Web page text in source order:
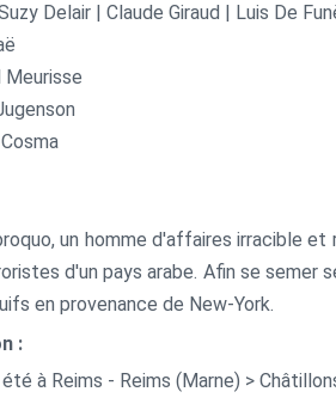
Delair | Claude Giraud | Luis De
Meurisse
un homme d'affaires irracible
d'un pays arabe. Afin se semer
en provenance de New-York.
:
à Reims - Reims (Marne) >